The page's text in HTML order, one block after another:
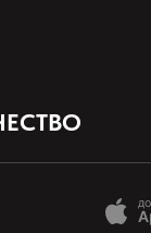
файл
EMI